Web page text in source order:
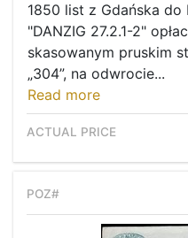
1850 list z Gdańska
"DANZIG 27.2.1-2"
skasowanym pruskim
„304”, na odwrocie...
Read more